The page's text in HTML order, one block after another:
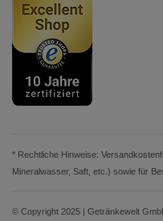
* Rechtliche Hinweise:
Mineralwasser, Saft, etc.) sowie für
© Copyright 2025 | Getränkewelt